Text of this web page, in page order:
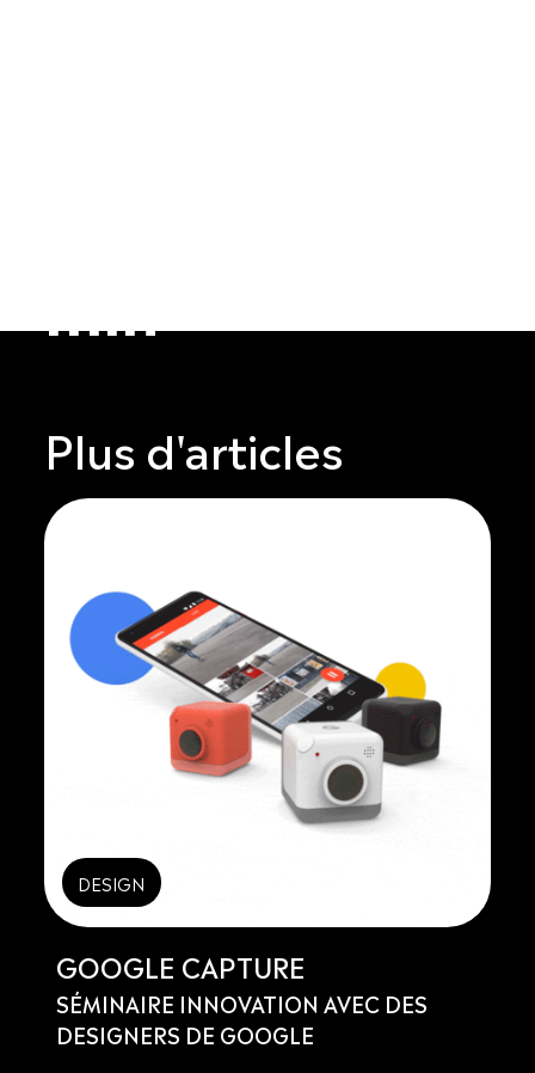
min
Plus d'articles
DESIGN
GOOGLE CAPTURE
SÉMINAIRE INNOVATION AVEC DES
DESIGNERS DE GOOGLE